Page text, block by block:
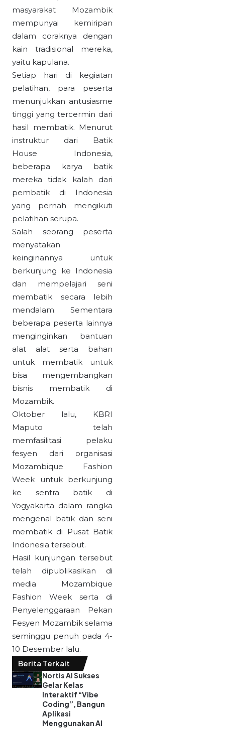
masyarakat Mozambik
mempunyai kemiripan
dalam coraknya dengan
kain tradisional mereka,
yaitu kapulana.
Setiap hari di kegiatan
pelatihan, para peserta
menunjukkan antusiasme
tinggi yang tercermin dari
hasil membatik. Menurut
instruktur dari Batik
House Indonesia,
beberapa karya batik
mereka tidak kalah dari
pembatik di Indonesia
yang pernah mengikuti
pelatihan serupa.
Salah seorang peserta
menyatakan
keinginannya untuk
berkunjung ke Indonesia
dan mempelajari seni
membatik secara lebih
mendalam. Sementara
beberapa peserta lainnya
menginginkan bantuan
alat alat serta bahan
untuk membatik untuk
bisa mengembangkan
bisnis membatik di
Mozambik.
Oktober lalu, KBRI
Maputo telah
memfasilitasi pelaku
fesyen dari organisasi
Mozambique Fashion
Week untuk berkunjung
ke sentra batik di
Yogyakarta dalam rangka
mengenal batik dan seni
membatik di Pusat Batik
Indonesia tersebut.
Hasil kunjungan tersebut
telah dipublikasikan di
media Mozambique
Fashion Week serta di
Penyelenggaraan Pekan
Fesyen Mozambik selama
seminggu penuh pada 4-
10 Desember lalu.
Berita Terkait
Nortis AI Sukses
Gelar Kelas
Interaktif “Vibe
Coding”, Bangun
Aplikasi
Menggunakan AI